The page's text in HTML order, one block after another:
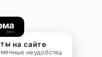
на сайте
неудобства